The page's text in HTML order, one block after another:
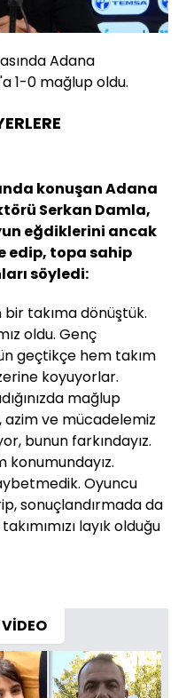
Adana
1-0 mağlup oldu.
konuşan Adana
Serkan Damla,
eğdiklerini ancak
edip, topa sahip
söyledi:
takıma dönüştük.
oldu. Genç
geçtikçe hem takım
koyuyorlar.
mağlup
azim ve mücadelemiz
bunun farkındayız.
Oyuncu
sonuçlandırmada da
layık olduğu